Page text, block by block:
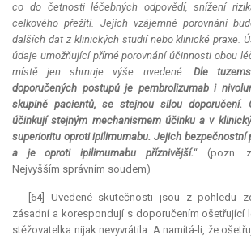
co do četnosti léčebných odpovědí, snížení
celkového přežití. Jejich vzájemné porovnání
dalších dat z klinických studií nebo klinické praxe.
údaje umožňující přímé porovnání účinnosti obou
místě jen shrnuje výše uvedené. Dle
doporučených postupů je pembrolizumab i
skupině pacientů, se stejnou silou doporučení.
účinkují stejným mechanismem účinku a v
superioritu oproti ipilimumabu. Jejich bezpečnostní
a je oproti ipilimumabu příznivější.“ (pozn.
Nejvyšším správním soudem)
[64] Uvedené skutečnosti jsou z pohledu
zásadní a korespondují s doporučením ošetřující
stěžovatelka nijak nevyvrátila. A namítá-li, že